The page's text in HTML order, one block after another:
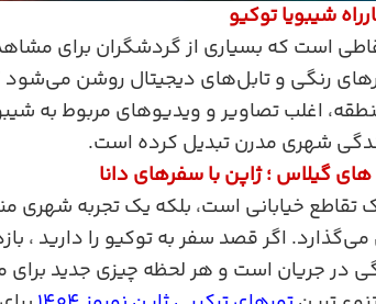
شیبویا توکیو
است که بسیاری از گردشگران برای
رنگی و تابل‌های دیجیتال روشن
اغلب تصاویر و ویدیوهای مربوط به
شهری مدرن تبدیل کرده است.
گیلاس ؛ ژاپن با سفرهای دانا
یک تقاطع خیابانی است، بلکه یک تجربه
اگر قصد سفر به توکیو را دارید ،
در جریان است و هر لحظه چیزی جدید